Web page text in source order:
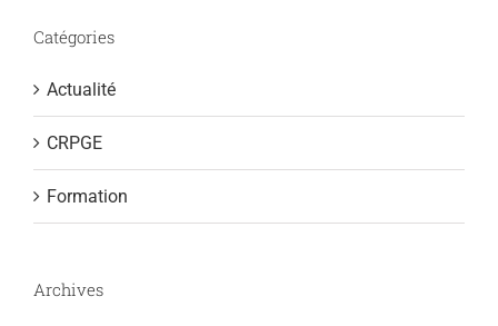
Catégories
Actualité
CRPGE
Formation
Archives